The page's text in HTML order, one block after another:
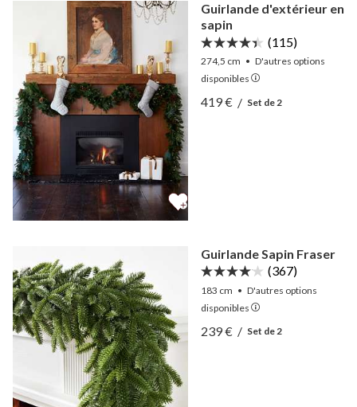
Guirlande d'extérieur en
sapin
(115)
274,5 cm • D'autres options
disponibles
Afficher Guirlande
Afficher Guirlande
419 €/ Set de 2
Guirlande Sapin Fraser
(367)
183 cm • D'autres options
disponibles
Afficher Guirlande Sapin
Afficher Guirlande Sapin
239 €/ Set de 2